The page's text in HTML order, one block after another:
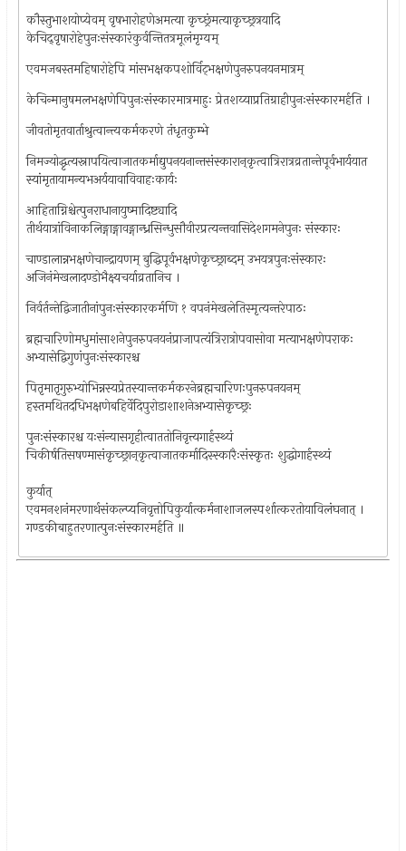
कौस्तुभाशयोप्येवम् वृषभारोहणेअमत्या कृच्छ्रंमत्याकृच्छ्रत्रयादि
केचिद्‌वृषारोहेपुनःसंस्कारंकुर्वन्तितत्रमूलंमृग्यम्
एवमजबस्तमहिषारोहेपि मांसभक्षकपशोर्विट्‌भक्षणेपुनरुपनयनमात्रम्
केचिन्मानुषमलभक्षणेपिपुनःसंस्कारमात्रमाहुः प्रेतशय्याप्रतिग्राहीपुनःसंस्कारमर्हति ।
जीवतोमृतवार्ताश्रुत्वान्त्यकर्मकरणे तंधृतकुम्भे
निमज्योद्धृत्यस्नापयित्वाजातकर्माद्युपनयनान्तसंस्कारान्‌कृत्वात्रिरात्रव्रतान्तेपूर्वभार्ययात
स्यांमृतायामन्यभअर्ययावाविवाहःकार्यः
आहिताग्निश्चेत्पुनराधानायुष्मादिष्ट्यादि
तीर्थयात्रांविनाकलिङ्गाङ्गावङ्गान्ध्रसिन्धुसौवीरप्रत्यन्तवासिदेशगमनेपुनः संस्कारः
चाण्डालान्नभक्षणेचान्द्रायणम् बुद्धिपूर्वभक्षणेकृच्छ्राब्दम् उभयत्रपुनःसंस्कारः
अजिनंमेखलादण्डोभैक्ष्यचर्याव्रतानिच ।
निर्वर्तन्तेद्विजातीनांपुनःसंस्कारकर्मणि १ वपनंमेखलेतिस्मृत्यन्तरेपाठः
ब्रह्मचारिणोमधुमांसाशनेपुनरुपनयनंप्राजापत्यंत्रिरात्रोपवासोवा मत्याभक्षणेपराकः
अभ्यासेद्विगुणंपुनःसंस्कारश्च
पितृमातृगुरुभ्योभिन्नस्यप्रेतस्यान्तकर्मकरनेब्रह्मचारिणःपुनरुपनयनम्
हस्तमथितदधिभक्षणेबहिर्वेदिपुरोडाशाशनेअभ्यासेकृच्छ्रः
पुनःसंस्कारश्च यःसंन्यासगृहीत्वाततोनिवृत्त्यगार्हस्थ्यं
चिकीर्षतिसषण्मासंकृच्छ्रान्‌कृत्वाजातकर्मादिस्स्कारैःसंस्कृतः शुद्धोगार्हस्थ्यं
कुर्यात्
एवमनशनंमरणार्थसंकल्प्यनिवृत्तोपिकुर्यात्कर्मनाशाजलस्पर्शात्करतोयाविलंघनात् ।
गण्डकीबाहुतरणात्पुनःसंस्कारमर्हति ॥